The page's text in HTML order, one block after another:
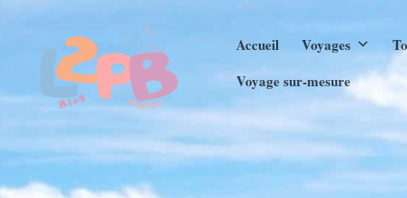
Accueil Voyages
Voyage sur-mesure